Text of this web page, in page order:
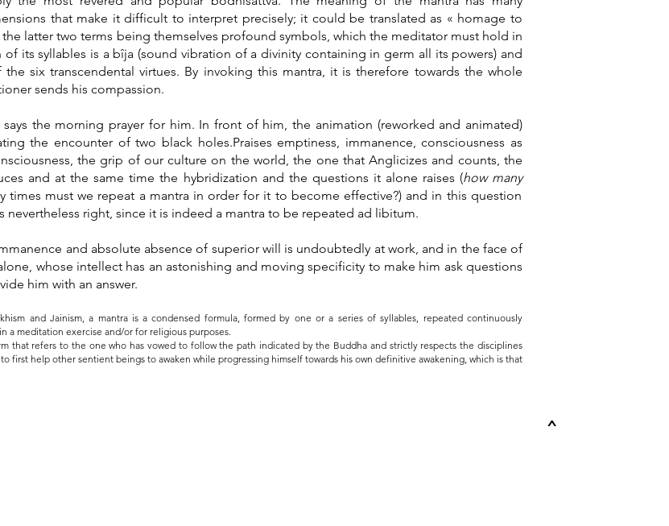
that make it difficult to interpret precisely; it could be translated as « homage to
latter two terms being themselves profound symbols, which the meditator must hold in
its syllables is a bîja (sound vibration of a divinity containing in germ all its powers) and
six transcendental virtues. By invoking this mantra, it is therefore towards the whole
sends his compassion.
the morning prayer for him. In front of him, the animation (reworked and animated)
the encounter of two black holes.Praises emptiness, immanence, consciousness as
the grip of our culture on the world, the one that Anglicizes and counts, the
and at the same time the hybridization and the questions it alone raises (how many
times must we repeat a mantra in order for it to become effective?) and in this question
nevertheless right, since it is indeed a mantra to be repeated ad libitum.
and absolute absence of superior will is undoubtedly at work, and in the face of
whose intellect has an astonishing and moving specificity to make him ask questions
him with an answer.
and Jainism, a mantra is a condensed formula, formed by one or a series of syllables, repeated continuously
a meditation exercise and/or for religious purposes.
that refers to the one who has vowed to follow the path indicated by the Buddha and strictly respects the disciplines
first help other sentient beings to awaken while progressing himself towards his own definitive awakening, which is that
^